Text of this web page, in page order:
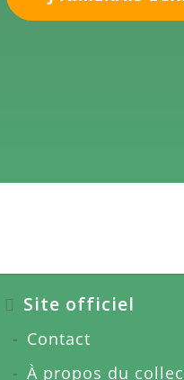
Site officiel
Contact
À propos du